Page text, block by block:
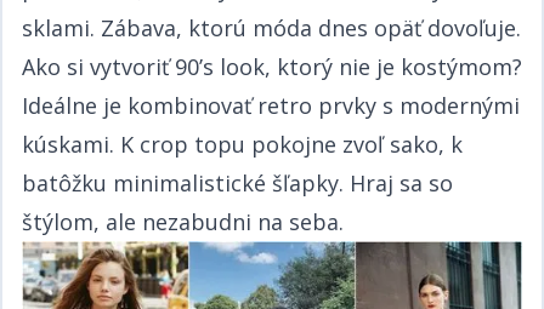
sklami. Zábava, ktorú móda dnes opäť dovoľuje.​​​​‌ ‍ ​‍​‍‌‍ ‌ ​‍‌‍‍‌‌‍‌ ‌‍‍‌‌‍ ‍​‍​‍​ ‍‍​‍​‍‌ ​ ‌‍​‌‌‍ ‍‌‍‍‌‌ ‌​‌ ‍‌​‍ ‍‌‍‍‌‌‍ ​‍​‍​‍ ​​‍​‍‌‍‍​‌ ​‍‌‍‌‌‌‍‌‍​‍​‍​ ‍‍​‍​‍‌‍‍​‌ ‌​‌ ‌​‌ ​​​ ‍‍​‍ ​‍ ‌‍ ​‌‍ ‌‍​ ‌‍​‌‌‍ ​‌‍‍​‌‍ ‌ ​ ‌ ‌​​ ‍‍​ ​ ​ ​​​ ​​​ ​​​‍ ‌ ​ ‌ ‌​‌ ‌‌‌‍‌​‌‍‍‌‌‍ ​‍ ‌‍‍‌‌‍ ‍‌ ‌​‌‍‌‌‌‍ ‍‌ ‌​​‍ ‌‍‌‌‌‍‌​‌‍‍‌‌ ‌​​‍ ‌‍ ‌‌‍ ‌‍‌​‌‍‌‌​ ‌‌ ​​‌ ​‍‌‍‌‌‌ ​ ‌‍‌‌‌‍ ‍‌ ‌​‌‍​‌‌ ‌​‌‍‍‌‌‍ ‌‍ ‍​ ‍ ‌‍‍‌‌‍‌​​ ‌​ ​‍‌‍​ ‌‍​ ‌‍‌​​ ‍​​ ‍​​ ‌‌​ ​‌​‍ ‌​ ‍​​ ​ ‌‍​‌​ ​‌​‍ ‌​ ‌​‌‍‌​​ ​‌​ ​‍​‍ ‌‌‍​‌‌‍​‌​ ​​​ ​​​‍ ‌​ ‍‌​ ‌ ​ ​‌‌‍​ ​ ​‌​ ​‌‌‍​‍‌‍‌​​ ​‍‌‍‌​‌‍‌‍​ ‌ ​ ‍ ‌ ‌​‌ ‍‌‌ ​​‌‍‌‌​ ‌‌ ​​‌‍ ‌ ​ ‌ ‌​​ ‍ ‌ ​​‌‍​‌‌ ‌​‌‍‍​​ ‌‌‍​ ‌‍ ‌‍ ‍‌ ‌​‌‍‌‌‌‍ ‍‌ ‌​​‍‌‌​ ‌‌‌​​‍‌‌ ‌‍‍ ‌‍‌‌‌ ‍‌​‍‌‌​ ​ ‌​‌​​‍‌‌​ ​ ‌​‌​​‍‌‌​ ​‍​ ​‍​ ​‍​ ‍​​ ​ ​ ‍​​ ‍​‌‍‌‍​ ‌ ​ ​ ​ ‌‍​ ​‌​ ​ ​ ‌ ​‍‌‌​ ​‍​ ​‍​‍‌‌​ ‌‌‌​‌​​‍ ‍‌‍​ ‌‍‍​‌‍‍‌‌‍ ​‌‍‌​‌ ​‍‌‍‌‌‌‍ ‍​‍‌‌​ ‌‌‌​​‍‌‌ ‌‍‍ ‌‍‌‌‌ ‍‌​‍‌‌​ ​ ‌​‌​​‍‌‌​ ​ ‌​‌​​‍‌‌​ ​‍​ ​‍​ ​‍​ ‌ ​ ​​​ ‌​​ ​‌​ ​‍​ ‌​‌‍‌‍‌‍‌‌​ ​ ​ ​ ​ ​‌​‍‌‌​ ​‍​ ​‍​‍‌‌​ ‌‌‌​‌​​‍ ‍‌ ‌​‌‍‌‌‌ ‍​‌ ‌​​ ‌‍​‍‌‍​‌‌ ​ ‌‍‌‌‌‌‌‌‌ ​‍‌‍ ​​ ‌‌‍‍​‌ ‌​‌ ‌​‌ ​​​‍‌‌​ ​ ‌​​‌​‍‌‌​ ​‍‌​‌‍​‍‌‌​ ​‍‌​‌‍‌‍ ​‌‍ ‌‍​ ‌‍​‌‌‍ ​‌‍‍​‌‍ ‌ ​ ‌ ‌​​‍‌‌​ ​ ‌​​‌​ ​ ​ ​​​ ​​​ ​​​‍‌‌​ ​‍‌​‌‍‌ ​ ‌ ‌​‌ ‌‌‌‍‌​‌‍‍‌‌‍ ​‍‌‍‌‍‍‌‌‍‌​​ ‌​ ​‍‌‍​ ‌‍​ ‌‍‌​​ ‍​​ ‍​​ ‌‌​ ​‌​‍ ‌​ ‍​​ ​ ‌‍​‌​ ​‌​‍ ‌​ ‌​‌‍‌​​ ​‌​ ​‍​‍ ‌‌‍​‌‌‍​‌​ ​​​ ​​​‍ ‌​ ‍‌​ ‌ ​ ​‌‌‍​ ​ ​‌​ ​‌‌‍​‍‌‍‌​​ ​‍‌‍‌​‌‍‌‍​ ‌ ​‍‌‍‌ ‌​‌ ‍‌‌ ​​‌‍‌‌​ ‌‌ ​​‌‍ ‌ ​ ‌ ‌​​‍‌‍‌ ​​‌‍​‌‌ ‌​‌‍‍​​ ‌‌‍​ ‌‍ ‌‍ ‍‌ ‌​‌‍‌‌‌‍ ‍‌ ‌​​‍‌‌​ ‌‌‌​​‍‌‌ ‌‍‍ ‌‍‌‌‌ ‍‌​‍‌‌​ ​ ‌​‌​​‍‌‌​ ​ ‌​‌​​‍‌‌​ ​‍​ ​‍​ ​‍​ ‍​​ ​ ​ ‍​​ ‍​‌‍‌‍​ ‌ ​ ​ ​ ‌‍​ ​‌​ ​ ​ ‌ ​‍‌‌​ ​‍​ ​‍​‍‌‌​ ‌‌‌​‌​​‍ ‍‌‍​ ‌‍‍​‌‍‍‌‌‍ ​‌‍‌​‌ ​‍‌‍‌‌‌‍ ‍​‍‌‌​ ‌‌‌​​‍‌‌ ‌‍‍ ‌‍‌‌‌ ‍‌​‍‌‌​ ​ ‌​‌​​‍‌‌​ ​ ‌​‌​​‍‌‌​ ​‍​ ​‍​ ​‍​ ‌ ​ ​​​ ‌​​ ​‌​ ​‍​ ‌​‌‍‌‍‌‍‌‌​ ​ ​ ​ ​ ​‌​‍‌‌​ ​‍​ ​‍​‍‌‌​ ‌‌‌​‌​​‍ ‍‌ ‌​‌‍‌‌‌ ‍​‌ ‌​​‍‌‍‌ ​​‌‍‌‌‌ ​‍‌ ​ ‌ ​​‌‍‌‌‌‍​ ‌ ‌​‌‍‍‌‌ ‌‍‌‍‌‌​ ‌‌ ​​‌ ‌‌‌‍​‍‌‍ ​‌‍‍‌‌ ​ ‌‍‍​‌‍‌‌‌‍‌​​‍​‍‌ ‌
Ako si vytvoriť 90’s look, ktorý nie je kostýmom?​​​​‌ ‍ ​‍​‍‌‍ ‌ ​‍‌‍‍‌‌‍‌ ‌‍‍‌‌‍ ‍​‍​‍​ ‍‍​‍​‍‌ ​ ‌‍​‌‌‍ ‍‌‍‍‌‌ ‌​‌ ‍‌​‍ ‍‌‍‍‌‌‍ ​‍​‍​‍ ​​‍​‍‌‍‍​‌ ​‍‌‍‌‌‌‍‌‍​‍​‍​ ‍‍​‍​‍‌‍‍​‌ ‌​‌ ‌​‌ ​​​ ‍‍​‍ ​‍ ‌‍ ​‌‍ ‌‍​ ‌‍​‌‌‍ ​‌‍‍​‌‍ ‌ ​ ‌ ‌​​ ‍‍​ ​ ​ ​​​ ​​​ ​​​‍ ‌ ​ ‌ ‌​‌ ‌‌‌‍‌​‌‍‍‌‌‍ ​‍ ‌‍‍‌‌‍ ‍‌ ‌​‌‍‌‌‌‍ ‍‌ ‌​​‍ ‌‍‌‌‌‍‌​‌‍‍‌‌ ‌​​‍ ‌‍ ‌‌‍ ‌‍‌​‌‍‌‌​ ‌‌ ​​‌ ​‍‌‍‌‌‌ ​ ‌‍‌‌‌‍ ‍‌ ‌​‌‍​‌‌ ‌​‌‍‍‌‌‍ ‌‍ ‍​ ‍ ‌‍‍‌‌‍‌​​ ‌​ ​‍‌‍​ ‌‍​ ‌‍‌​​ ‍​​ ‍​​ ‌‌​ ​‌​‍ ‌​ ‍​​ ​ ‌‍​‌​ ​‌​‍ ‌​ ‌​‌‍‌​​ ​‌​ ​‍​‍ ‌‌‍​‌‌‍​‌​ ​​​ ​​​‍ ‌​ ‍‌​ ‌ ​ ​‌‌‍​ ​ ​‌​ ​‌‌‍​‍‌‍‌​​ ​‍‌‍‌​‌‍‌‍​ ‌ ​ ‍ ‌ ‌​‌ ‍‌‌ ​​‌‍‌‌​ ‌‌ ​​‌‍ ‌ ​ ‌ ‌​​ ‍ ‌ ​​‌‍​‌‌ ‌​‌‍‍​​ ‌‌‍​ ‌‍ ‌‍ ‍‌ ‌​‌‍‌‌‌‍ ‍‌ ‌​​‍‌‌​ ‌‌‌​​‍‌‌ ‌‍‍ ‌‍‌‌‌ ‍‌​‍‌‌​ ​ ‌​‌​​‍‌‌​ ​ ‌​‌​​‍‌‌​ ​‍​ ​‍‌‍‌​‌‍‌​​ ‌​‌‍‌‌​ ​‍​ ‌ ​ ‍‌‌‍‌‌​ ‌‍‌‍‌​​ ​ ​ ‍​​‍‌‌​ ​‍​ ​‍​‍‌‌​ ‌‌‌​‌​​‍ ‍‌‍​ ‌‍‍​‌‍‍‌‌‍ ​‌‍‌​‌ ​‍‌‍‌‌‌‍ ‍​‍‌‌​ ‌‌‌​​‍‌‌ ‌‍‍ ‌‍‌‌‌ ‍‌​‍‌‌​ ​ ‌​‌​​‍‌‌​ ​ ‌​‌​​‍‌‌​ ​‍​ ​‍​ ‍​‌‍‌‌​ ​ ‌‍​‌​ ​ ‌‍​‌​ ‌‌​ ​‌‌‍​‍​ ‌​‌‍‌‍​ ​‍​‍‌‌​ ​‍​ ​‍​‍‌‌​ ‌‌‌​‌​​‍ ‍‌ ‌​‌‍‌‌‌ ‍​‌ ‌​​ ‌‍​‍‌‍​‌‌ ​ ‌‍‌‌‌‌‌‌‌ ​‍‌‍ ​​ ‌‌‍‍​‌ ‌​‌ ‌​‌ ​​​‍‌‌​ ​ ‌​​‌​‍‌‌​ ​‍‌​‌‍​‍‌‌​ ​‍‌​‌‍‌‍ ​‌‍ ‌‍​ ‌‍​‌‌‍ ​‌‍‍​‌‍ ‌ ​ ‌ ‌​​‍‌‌​ ​ ‌​​‌​ ​ ​ ​​​ ​​​ ​​​‍‌‌​ ​‍‌​‌‍‌ ​ ‌ ‌​‌ ‌‌‌‍‌​‌‍‍‌‌‍ ​‍‌‍‌‍‍‌‌‍‌​​ ‌​ ​‍‌‍​ ‌‍​ ‌‍‌​​ ‍​​ ‍​​ ‌‌​ ​‌​‍ ‌​ ‍​​ ​ ‌‍​‌​ ​‌​‍ ‌​ ‌​‌‍‌​​ ​‌​ ​‍​‍ ‌‌‍​‌‌‍​‌​ ​​​ ​​​‍ ‌​ ‍‌​ ‌ ​ ​‌‌‍​ ​ ​‌​ ​‌‌‍​‍‌‍‌​​ ​‍‌‍‌​‌‍‌‍​ ‌ ​‍‌‍‌ ‌​‌ ‍‌‌ ​​‌‍‌‌​ ‌‌ ​​‌‍ ‌ ​ ‌ ‌​​‍‌‍‌ ​​‌‍​‌‌ ‌​‌‍‍​​ ‌‌‍​ ‌‍ ‌‍ ‍‌ ‌​‌‍‌‌‌‍ ‍‌ ‌​​‍‌‌​ ‌‌‌​​‍‌‌ ‌‍‍ ‌‍‌‌‌ ‍‌​‍‌‌​ ​ ‌​‌​​‍‌‌​ ​ ‌​‌​​‍‌‌​ ​‍​ ​‍‌‍‌​‌‍‌​​ ‌​‌‍‌‌​ ​‍​ ‌ ​ ‍‌‌‍‌‌​ ‌‍‌‍‌​​ ​ ​ ‍​​‍‌‌​ ​‍​ ​‍​‍‌‌​ ‌‌‌​‌​​‍ ‍‌‍​ ‌‍‍​‌‍‍‌‌‍ ​‌‍‌​‌ ​‍‌‍‌‌‌‍ ‍​‍‌‌​ ‌‌‌​​‍‌‌ ‌‍‍ ‌‍‌‌‌ ‍‌​‍‌‌​ ​ ‌​‌​​‍‌‌​ ​ ‌​‌​​‍‌‌​ ​‍​ ​‍​ ‍​‌‍‌‌​ ​ ‌‍​‌​ ​ ‌‍​‌​ ‌‌​ ​‌‌‍​‍​ ‌​‌‍‌‍​ ​‍​‍‌‌​ ​‍​ ​‍​‍‌‌​ ‌‌‌​‌​​‍ ‍‌ ‌​‌‍‌‌‌ ‍​‌ ‌​​‍‌‍‌ ​​‌‍‌‌‌ ​‍‌ ​ ‌ ​​‌‍‌‌‌‍​ ‌ ‌​‌‍‍‌‌ ‌‍‌‍‌‌​ ‌‌ ​​‌ ‌‌‌‍​‍‌‍ ​‌‍‍‌‌ ​ ‌‍‍​‌‍‌‌‌‍‌​​‍​‍‌ ‌
Ideálne je kombinovať retro prvky s modernými
kúskami. K crop topu pokojne zvoľ sako, k
batôžku minimalistické šľapky. Hraj sa so
štýlom, ale nezabudni na seba.​​​​‌ ‍ ​‍​‍‌‍ ‌ ​‍‌‍‍‌‌‍‌ ‌‍‍‌‌‍ ‍​‍​‍​ ‍‍​‍​‍‌ ​ ‌‍​‌‌‍ ‍‌‍‍‌‌ ‌​‌ ‍‌​‍ ‍‌‍‍‌‌‍ ​‍​‍​‍ ​​‍​‍‌‍‍​‌ ​‍‌‍‌‌‌‍‌‍​‍​‍​ ‍‍​‍​‍‌‍‍​‌ ‌​‌ ‌​‌ ​​​ ‍‍​‍ ​‍ ‌‍ ​‌‍ ‌‍​ ‌‍​‌‌‍ ​‌‍‍​‌‍ ‌ ​ ‌ ‌​​ ‍‍​ ​ ​ ​​​ ​​​ ​​​‍ ‌ ​ ‌ ‌​‌ ‌‌‌‍‌​‌‍‍‌‌‍ ​‍ ‌‍‍‌‌‍ ‍‌ ‌​‌‍‌‌‌‍ ‍‌ ‌​​‍ ‌‍‌‌‌‍‌​‌‍‍‌‌ ‌​​‍ ‌‍ ‌‌‍ ‌‍‌​‌‍‌‌​ ‌‌ ​​‌ ​‍‌‍‌‌‌ ​ ‌‍‌‌‌‍ ‍‌ ‌​‌‍​‌‌ ‌​‌‍‍‌‌‍ ‌‍ ‍​ ‍ ‌‍‍‌‌‍‌​​ ‌​ ​‍‌‍​ ‌‍​ ‌‍‌​​ ‍​​ ‍​​ ‌‌​ ​‌​‍ ‌​ ‍​​ ​ ‌‍​‌​ ​‌​‍ ‌​ ‌​‌‍‌​​ ​‌​ ​‍​‍ ‌‌‍​‌‌‍​‌​ ​​​ ​​​‍ ‌​ ‍‌​ ‌ ​ ​‌‌‍​ ​ ​‌​ ​‌‌‍​‍‌‍‌​​ ​‍‌‍‌​‌‍‌‍​ ‌ ​ ‍ ‌ ‌​‌ ‍‌‌ ​​‌‍‌‌​ ‌‌ ​​‌‍ ‌ ​ ‌ ‌​​ ‍ ‌ ​​‌‍​‌‌ ‌​‌‍‍​​ ‌‌‍​ ‌‍ ‌‍ ‍‌ ‌​‌‍‌‌‌‍ ‍‌ ‌​​‍‌‌​ ‌‌‌​​‍‌‌ ‌‍‍ ‌‍‌‌‌ ‍‌​‍‌‌​ ​ ‌​‌​​‍‌‌​ ​ ‌​‌​​‍‌‌​ ​‍​ ​‍‌‍​ ‌‍‌‍​ ​ ‌‍‌​​ ​‌‌‍​ ‌‍‌‍‌‍‌‍‌‍‌‌​ ‌‍​ ​​​ ​​​‍‌‌​ ​‍​ ​‍​‍‌‌​ ‌‌‌​‌​​‍ ‍‌‍​ ‌‍‍​‌‍‍‌‌‍ ​‌‍‌​‌ ​‍‌‍‌‌‌‍ ‍​‍‌‌​ ‌‌‌​​‍‌‌ ‌‍‍ ‌‍‌‌‌ ‍‌​‍‌‌​ ​ ‌​‌​​‍‌‌​ ​ ‌​‌​​‍‌‌​ ​‍​ ​‍‌‍‌‍‌‍‌​‌‍​‌‌‍‌‍​ ‌‌‌‍​‌​ ‌‌‌‍​‍​ ‌‍​ ‍‌​ ‌‍​ ‍​​‍‌‌​ ​‍​ ​‍​‍‌‌​ ‌‌‌​‌​​‍ ‍‌ ‌​‌‍‌‌‌ ‍​‌ ‌​​ ‌‍​‍‌‍​‌‌ ​ ‌‍‌‌‌‌‌‌‌ ​‍‌‍ ​​ ‌‌‍‍​‌ ‌​‌ ‌​‌ ​​​‍‌‌​ ​ ‌​​‌​‍‌‌​ ​‍‌​‌‍​‍‌‌​ ​‍‌​‌‍‌‍ ​‌‍ ‌‍​ ‌‍​‌‌‍ ​‌‍‍​‌‍ ‌ ​ ‌ ‌​​‍‌‌​ ​ ‌​​‌​ ​ ​ ​​​ ​​​ ​​​‍‌‌​ ​‍‌​‌‍‌ ​ ‌ ‌​‌ ‌‌‌‍‌​‌‍‍‌‌‍ ​‍‌‍‌‍‍‌‌‍‌​​ ‌​ ​‍‌‍​ ‌‍​ ‌‍‌​​ ‍​​ ‍​​ ‌‌​ ​‌​‍ ‌​ ‍​​ ​ ‌‍​‌​ ​‌​‍ ‌​ ‌​‌‍‌​​ ​‌​ ​‍​‍ ‌‌‍​‌‌‍​‌​ ​​​ ​​​‍ ‌​ ‍‌​ ‌ ​ ​‌‌‍​ ​ ​‌​ ​‌‌‍​‍‌‍‌​​ ​‍‌‍‌​‌‍‌‍​ ‌ ​‍‌‍‌ ‌​‌ ‍‌‌ ​​‌‍‌‌​ ‌‌ ​​‌‍ ‌ ​ ‌ ‌​​‍‌‍‌ ​​‌‍​‌‌ ‌​‌‍‍​​ ‌‌‍​ ‌‍ ‌‍ ‍‌ ‌​‌‍‌‌‌‍ ‍‌ ‌​​‍‌‌​ ‌‌‌​​‍‌‌ ‌‍‍ ‌‍‌‌‌ ‍‌​‍‌‌​ ​ ‌​‌​​‍‌‌​ ​ ‌​‌​​‍‌‌​ ​‍​ ​‍‌‍​ ‌‍‌‍​ ​ ‌‍‌​​ ​‌‌‍​ ‌‍‌‍‌‍‌‍‌‍‌‌​ ‌‍​ ​​​ ​​​‍‌‌​ ​‍​ ​‍​‍‌‌​ ‌‌‌​‌​​‍ ‍‌‍​ ‌‍‍​‌‍‍‌‌‍ ​‌‍‌​‌ ​‍‌‍‌‌‌‍ ‍​‍‌‌​ ‌‌‌​​‍‌‌ ‌‍‍ ‌‍‌‌‌ ‍‌​‍‌‌​ ​ ‌​‌​​‍‌‌​ ​ ‌​‌​​‍‌‌​ ​‍​ ​‍‌‍‌‍‌‍‌​‌‍​‌‌‍‌‍​ ‌‌‌‍​‌​ ‌‌‌‍​‍​ ‌‍​ ‍‌​ ‌‍​ ‍​​‍‌‌​ ​‍​ ​‍​‍‌‌​ ‌‌‌​‌​​‍ ‍‌ ‌​‌‍‌‌‌ ‍​‌ ‌​​‍‌‍‌ ​​‌‍‌‌‌ ​‍‌ ​ ‌ ​​‌‍‌‌‌‍​ ‌ ‌​‌‍‍‌‌ ‌‍‌‍‌‌​ ‌‌ ​​‌ ‌‌‌‍​‍‌‍ ​‌‍‍‌‌ ​ ‌‍‍​‌‍‌‌‌‍‌​​‍​‍‌ ‌